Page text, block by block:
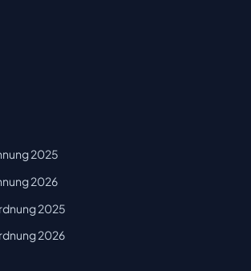
2025
2026
2025
2026